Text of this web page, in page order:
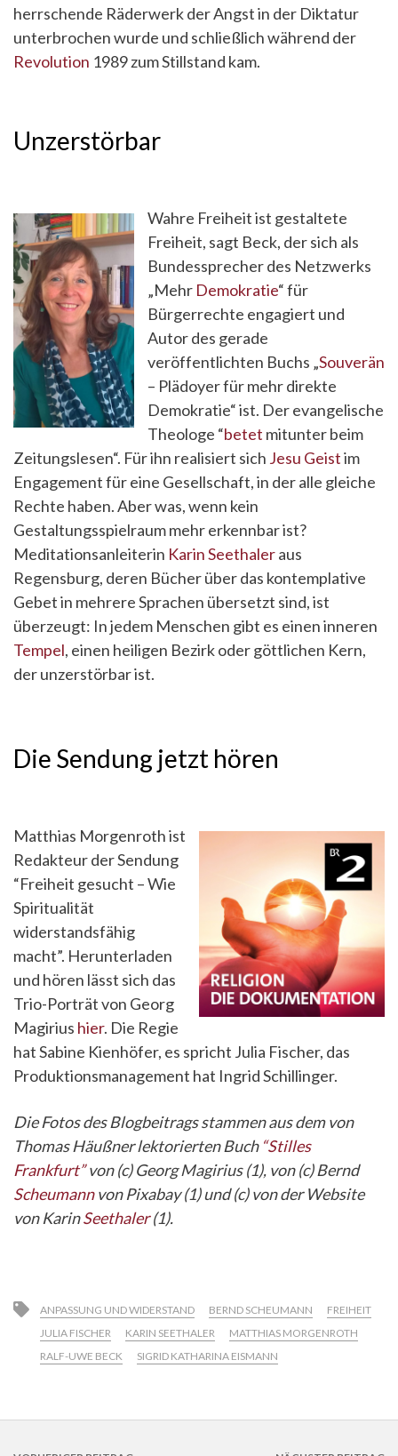
herrschende Räderwerk der Angst in der Diktatur
unterbrochen wurde und schließlich während der
Revolution 1989 zum Stillstand kam.
Unzerstörbar
Wahre Freiheit ist gestaltete
Freiheit, sagt Beck, der sich als
Bundessprecher des Netzwerks
„Mehr Demokratie“ für
Bürgerrechte engagiert und
Autor des gerade
veröffentlichten Buchs „Souverän
– Plädoyer für mehr direkte
Demokratie“ ist. Der evangelische
Theologe “betet mitunter beim
Zeitungslesen“. Für ihn realisiert sich Jesu Geistim
Engagement für eine Gesellschaft, in der alle gleiche
Rechte haben. Aber was, wenn kein
Gestaltungsspielraum mehr erkennbar ist?
Meditationsanleiterin Karin Seethaleraus
Regensburg, deren Bücher über das kontemplative
Gebet in mehrere Sprachen übersetzt sind, ist
überzeugt: In jedem Menschen gibt es einen inneren
Tempel, einen heiligen Bezirk oder göttlichen Kern,
der unzerstörbar ist.
Die Sendung jetzt hören
Matthias Morgenroth ist
Redakteur der Sendung
“Freiheit gesucht – Wie
Spiritualität
widerstandsfähig
macht”. Herunterladen
und hören lässt sich das
Trio-Porträt von Georg
Magirius hier. Die Regie
hat Sabine Kienhöfer, es spricht Julia Fischer, das
Produktionsmanagement hat Ingrid Schillinger.
Die Fotos des Blogbeitrags stammen aus dem von
Thomas Häußner lektorierten Buch “Stilles
Frankfurt”von (c) Georg Magirius (1), von (c) Bernd
Scheumannvon Pixabay (1) und (c) von der Website
von KarinSeethaler(1).
ANPASSUNG UND WIDERSTAND BERND SCHEUMANN
FREIHEIT
JULIA FISCHER
KARIN SEETHALER
MATTHIAS MORGENROTH
RALF-UWE BECK
SIGRID KATHARINA EISMANN